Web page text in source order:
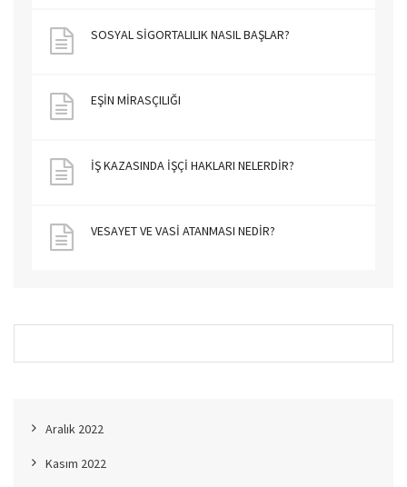
SOSYAL SİGORTALILIK NASIL BAŞLAR?
EŞİN MİRASÇILIĞI
İŞ KAZASINDA İŞÇİ HAKLARI NELERDİR?
VESAYET VE VASİ ATANMASI NEDİR?
Aralık 2022
Kasım 2022